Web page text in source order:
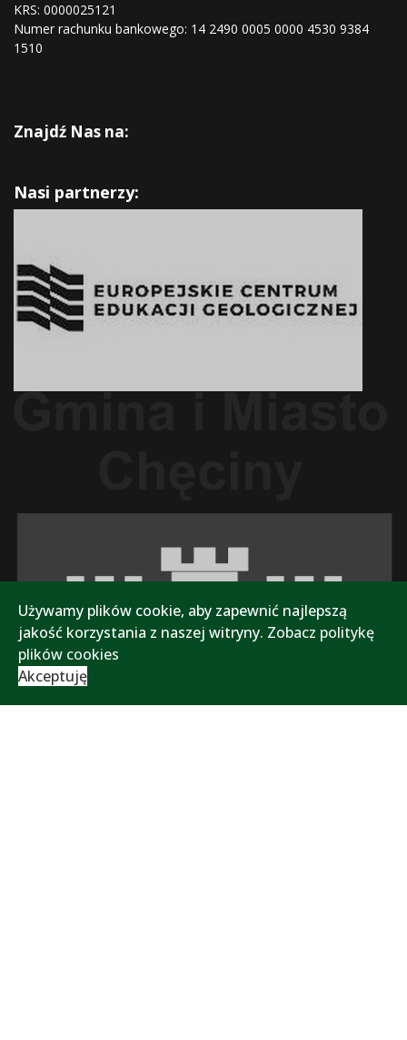
KRS: 0000025121
Numer rachunku bankowego: 14 2490 0005 0000 4530 9384
1510
Znajdź Nas na:
Nasi partnerzy:
Używamy plików cookie, aby zapewnić najlepszą
jakość korzystania z naszej witryny. Zobacz politykę
plików cookies
Akceptuję